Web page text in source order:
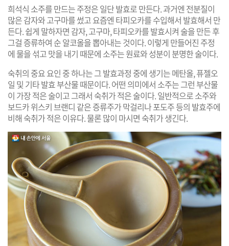
희석식 소주를 만드는 주정은 일단 발효로 만든다. 과거엔 전분질이
많은 감자와 고구마를 썼고 요즘엔 타피오카를 수입해서 발효해서 만
든다. 쉽게 말하자면 감자, 고구마, 타피오카를 발효시켜 술을 만든 후
그걸 증류하여 순 알코올을 뽑아내는 것이다. 이렇게 만들어진 주정
에 물을 섞고 맛을 내기 때문에 소주는 원료와 성분이 분명한 술이다.
숙취의 중요 요인 중 하나는 그 발효과정 중에 생기는 메탄올, 퓨젤오
일 및 기타 발효 부산물 때문이다. 어떤 의미에서 소주는 그런 부산물
이 가장 적은 술이고 그래서 숙취가 적은 술이다. 일반적으로 소주와
보드카 위스키 브랜디 같은 증류주가 막걸리나 포도주 등의 발효주에
비해 숙취가 적은 이유다. 물론 많이 마시면 숙취가 생긴다.